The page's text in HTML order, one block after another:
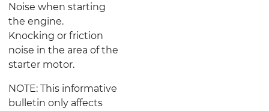
Noise when starting
the engine.
Knocking or friction
noise in the area of the
starter motor.
NOTE: This informative
bulletin only affects